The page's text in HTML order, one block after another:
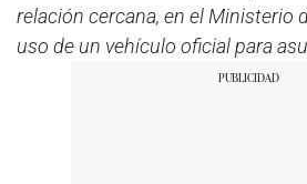
relación cercana, en el Ministerio
uso de un vehículo oficial para